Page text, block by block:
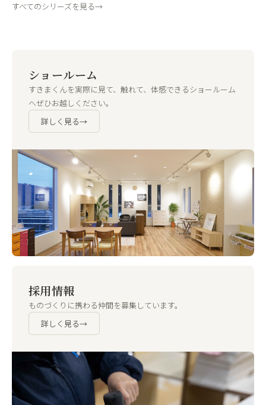
すべてのシリーズを見る→
ショールーム
すきまくんを実際に見て、触れて、体感できるショールーム
へぜひお越しください。
詳しく見る→
採用情報
ものづくりに携わる仲間を募集しています。
詳しく見る→